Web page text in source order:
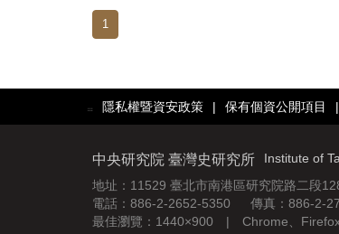
1
::: 隱私權暨資安政策 | 保有個資公開項目 |
中央研究院 臺灣史研究所
Institute of
地址：11529 臺北市南港區研究院路二段
電話：886-2-2652-5350 傳真：886-2-
最佳瀏覽：1440×900 | Chrome、Firefox